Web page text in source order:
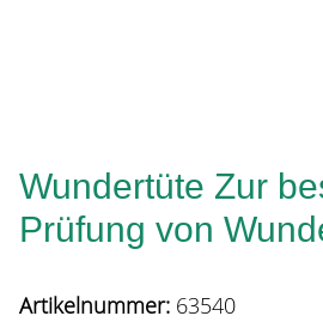
Wundertüte Zur
Prüfung von
Artikelnummer: 63540